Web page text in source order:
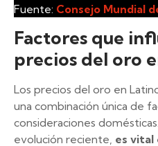
Fuente: Consejo Mundial
Factores que
precios del oro
Los precios del oro en
una combinación única de
consideraciones
evolución reciente, es vital